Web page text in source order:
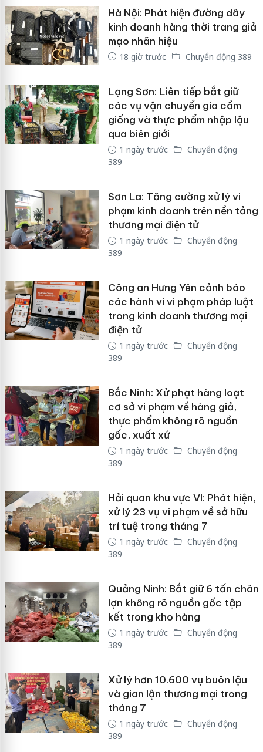
Hà Nội: Phát hiện đường dây
kinh doanh hàng thời trang giả
mạo nhãn hiệu
18 giờ trước Chuyển động 389
Lạng Sơn: Liên tiếp bắt giữ
các vụ vận chuyển gia cầm
giống và thực phẩm nhập lậu
qua biên giới
1 ngày trước
Chuyển động
389
Sơn La: Tăng cường xử lý vi
phạm kinh doanh trên nền tảng
thương mại điện tử
1 ngày trước
Chuyển động
389
Công an Hưng Yên cảnh báo
các hành vi vi phạm pháp luật
trong kinh doanh thương mại
điện tử
1 ngày trước
Chuyển động
389
Bắc Ninh: Xử phạt hàng loạt
cơ sở vi phạm về hàng giả,
thực phẩm không rõ nguồn
gốc, xuất xứ
1 ngày trước
Chuyển động
389
Hải quan khu vực VI: Phát hiện,
xử lý 23 vụ vi phạm về sở hữu
trí tuệ trong tháng 7
1 ngày trước
Chuyển động
389
Quảng Ninh: Bắt giữ 6 tấn chân
lợn không rõ nguồn gốc tập
kết trong kho hàng
1 ngày trước
Chuyển động
389
Xử lý hơn 10.600 vụ buôn lậu
và gian lận thương mại trong
tháng 7
1 ngày trước
Chuyển động
389